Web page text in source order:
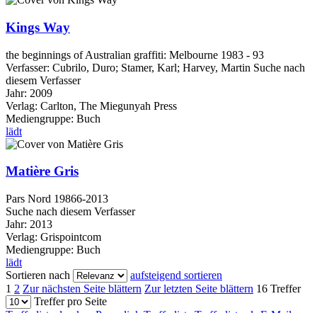
Kings Way
the beginnings of Australian graffiti: Melbourne 1983 - 93
Verfasser: Cubrilo, Duro; Stamer, Karl; Harvey, Martin Suche nach
diesem Verfasser
Jahr: 2009
Verlag: Carlton, The Miegunyah Press
Mediengruppe: Buch
lädt
Matière Gris
Pars Nord 19866-2013
Suche nach diesem Verfasser
Jahr: 2013
Verlag: Grispointcom
Mediengruppe: Buch
lädt
Sortieren nach
aufsteigend sortieren
1 2 Zur nächsten Seite blättern Zur letzten Seite blättern 16 Treffer
Treffer pro Seite